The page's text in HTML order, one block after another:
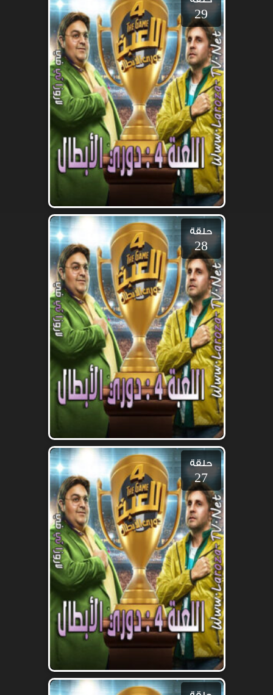
29
حلقة
28
حلقة
27